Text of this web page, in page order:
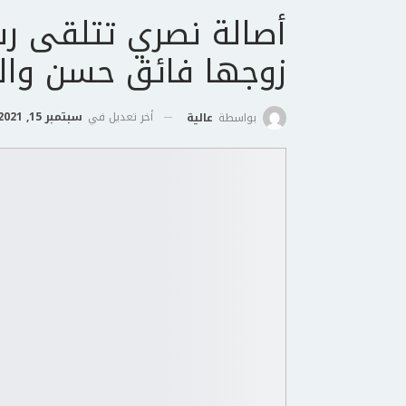
أصالة نصري تتلقى
زوجها فائق حسن
بواسطة عالية أخر تعديل في سبتمبر 15, 2021